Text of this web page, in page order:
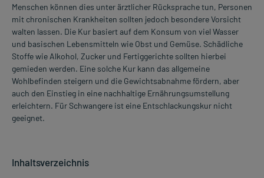
Menschen können dies unter ärztlicher Rücksprache tun, Personen
mit chronischen Krankheiten sollten jedoch besondere Vorsicht
walten lassen. Die Kur basiert auf dem Konsum von viel Wasser
und basischen Lebensmitteln wie Obst und Gemüse. Schädliche
Stoffe wie Alkohol, Zucker und Fertiggerichte sollten hierbei
gemieden werden. Eine solche Kur kann das allgemeine
Wohlbefinden steigern und die Gewichtsabnahme fördern, aber
auch den Einstieg in eine nachhaltige Ernährungsumstellung
erleichtern. Für Schwangere ist eine Entschlackungskur nicht
geeignet.
Inhaltsverzeichnis